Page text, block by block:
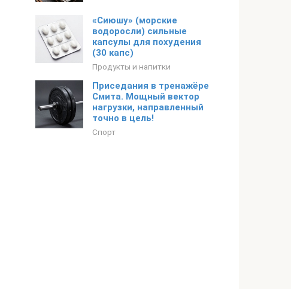
«Сиюшу» (морские
водоросли) сильные
капсулы для похудения
(30 капс)
Продукты и напитки
Приседания в тренажёре
Смита. Мощный вектор
нагрузки, направленный
точно в цель!
Спорт